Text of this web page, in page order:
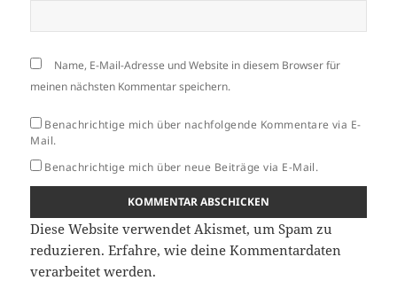
Name, E-Mail-Adresse und Website in diesem Browser für
meinen nächsten Kommentar speichern.
Benachrichtige mich über nachfolgende Kommentare via E-
Mail.
Benachrichtige mich über neue Beiträge via E-Mail.
Diese Website verwendet Akismet, um Spam zu
reduzieren.Erfahre, wie deine Kommentardaten
verarbeitet werden.